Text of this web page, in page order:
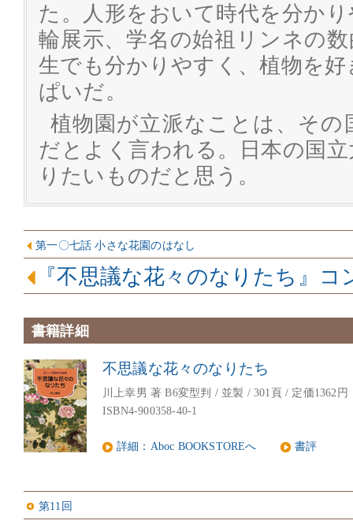
た。人形をおいて時代を分か
輪展示、学名の始祖リンネの
生でも分かりやすく、植物を
ぱいだ。
植物園が立派なことは、そ
だとよく言われる。日本の国
りたいものだと思う。
第一〇七話 小さな花園のはなし
『不思議な花々のなりたち』コ
書籍詳細
不思議な花々のなりたち
川上幸男 著 B6変型判 / 並製 / 301頁 / 定価1362円
ISBN4-900358-40-1
詳細：Aboc BOOKSTOREへ 書評
第11回